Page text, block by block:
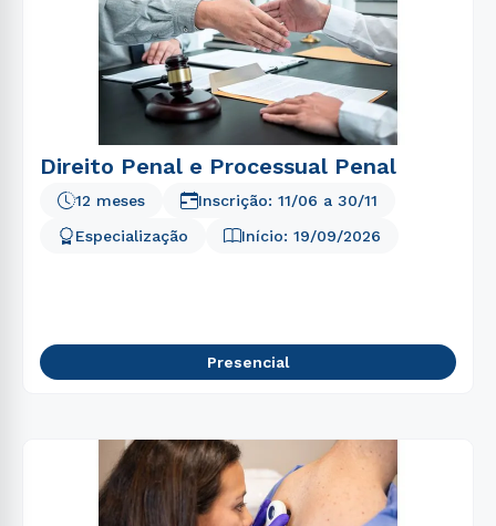
Direito Penal e Processual Penal
12 meses
Especialização
Início: 19/09/2026
Inscrição: 11/06 a 30/11
Presencial